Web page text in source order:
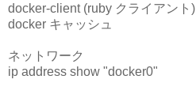
docker-client (ruby クライアント)
docker キャッシュ
ネットワーク
ip address show "docker0"